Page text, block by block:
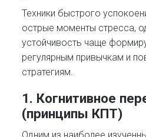
Техники быстрого
острые моменты стресса,
устойчивость чаще
регулярным привычкам и
стратегиям.
1. Когнитивное
(принципы КПТ)